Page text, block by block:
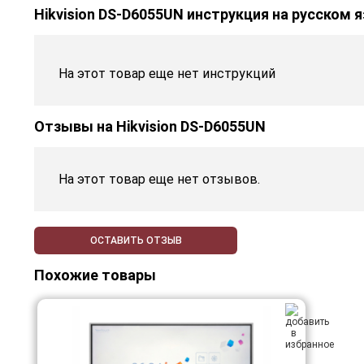
Hikvision DS-D6055UN инструкция на русском
На этот товар еще нет инструкций
Отзывы на Hikvision DS-D6055UN
На этот товар еще нет отзывов.
ОСТАВИТЬ ОТЗЫВ
Похожие товары